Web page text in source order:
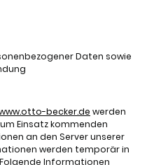
Daten sowie
becker.de werden
Einsatz kommenden
an den Server unserer
werden temporär in
Informationen